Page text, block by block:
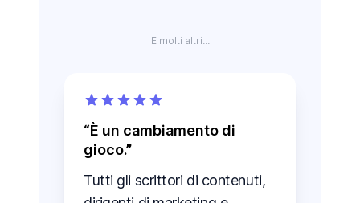
E molti altri...
È un cambiamento di
gioco.
Tutti gli scrittori di contenuti,